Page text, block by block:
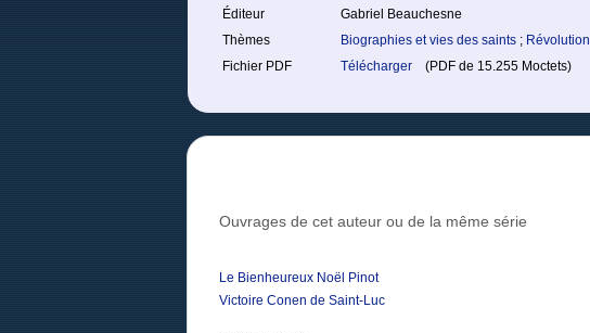
Éditeur
Gabriel Beauchesne
Thèmes
Biographies et vies des saints ; Révolution
Fichier PDF
Télécharger (PDF de 15.255 Moctets)
Ouvrages de cet auteur ou de la même série
Le Bienheureux Noël Pinot
Victoire Conen de Saint-Luc